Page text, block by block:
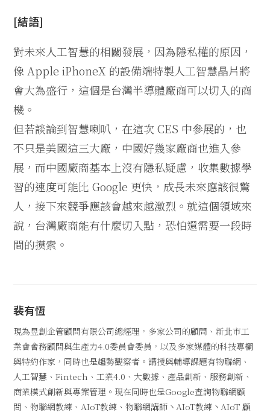
[結語]
對未來人工智慧的相關發展，因為隱私權的原因，
像 Apple iPhoneX 的設備端特製人工智慧晶片將
會大為盛行，這個是台灣半導體廠商可以切入的商
機。
但若談論到智慧喇叭，在這次 CES 中參展的，也
不只是美國這三大廠，中國好幾家廠商也進入參
展，而中國廠商基本上沒有隱私疑慮，收集數據學
習的速度可能比 Google 更快，成長未來應該很驚
人，接下來競爭應該會越來越激烈。就這個領域來
說，台灣廠商能有什麼切入點，恐怕還需要一段時
間的摸索。
裴有恆
現為昱創企管顧問有限公司總經理，多家公司的顧問、新北市工
業會會務顧問與生產力4.0委員會委員，以及多家媒體的科技專欄
與特約作家，同時也是趨勢觀察者。講授與輔導課題有物聯網、
人工智慧、Fintech、工業4.0、大數據、產品創新、服務創新、
商業模式創新與專案管理。現在同時也是Google查詢物聯網顧
問、物聯網教練、AIoT教練、物聯網講師丶AIoT教練丶AIoT 顧